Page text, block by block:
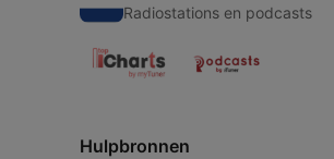
Radiostations en podcasts
Hulpbronnen